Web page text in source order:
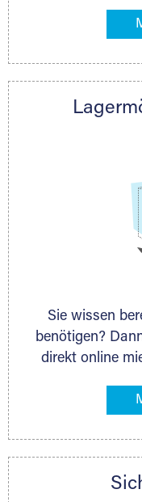
direkt online
Sie wissen
benötigen?
direkt online
Gegenstände
ermittelt.
persönlich